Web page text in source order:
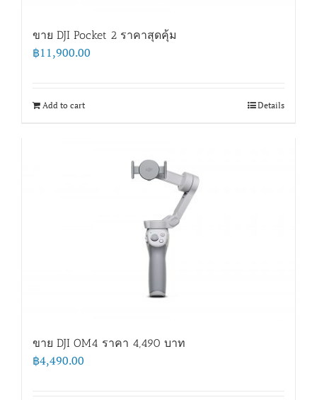
ขาย DJI Pocket 2 ราคาสุดคุ้ม
฿11,900.00
Add to cart Details
ขาย DJI OM4 ราคา 4,490 บาท
฿4,490.00